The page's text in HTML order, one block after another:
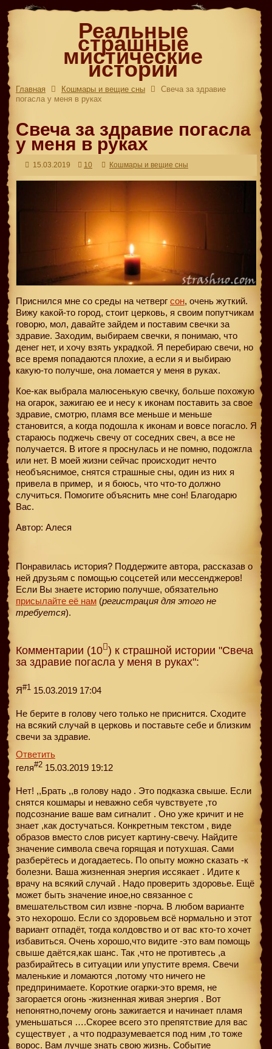
Реальные
страшные
мистические
истории
Главная Кошмары и вещие сны
Свеча за здравие
погасла у меня в руках
Свеча за здравие погасла
у меня в руках
15.03.2019 10 Кошмары и вещие сны
Приснился мне со среды на четверг сон, очень жуткий.
Вижу какой-то город, стоит церковь, я своим попутчикам
говорю, мол, давайте зайдем и поставим свечки за
здравие. Заходим, выбираем свечки, я понимаю, что
денег нет, и хочу взять украдкой. Я перебираю свечи, но
все время попадаются плохие, а если я и выбираю
какую-то получше, она ломается у меня в руках.
Кое-как выбрала малюсенькую свечку, больше похожую
на огарок, зажигаю ее и несу к иконам поставить за свое
здравие, смотрю, пламя все меньше и меньше
становится, а когда подошла к иконам и вовсе погасло. Я
стараюсь поджечь свечу от соседних свеч, а все не
получается. В итоге я проснулась и не помню, подожгла
или нет. В моей жизни сейчас происходит нечто
необъяснимое, снятся страшные сны, один из них я
привела в пример, и я боюсь, что что-то должно
случиться. Помогите объяснить мне сон! Благодарю
Вас.
Автор: Алеся
Понравилась история? Поддержите автора, рассказав о
ней друзьям с помощью соцсетей или мессенджеров!
Если Вы знаете историю получше, обязательно
присылайте её нам (регистрация для этого не
требуется).
Комментарии (10 ) к страшной истории "Свеча
за здравие погасла у меня в руках":
Я#1 15.03.2019 17:04
Не берите в голову чего только не приснится. Сходите
на всякий случай в церковь и поставьте себе и близким
свечи за здравие.
Ответить
геля#2 15.03.2019 19:12
Нет! ,,Брать ,,в голову надо . Это подказка свыше. Если
снятся кошмары и неважно себя чувствуете ,то
подсознание ваше вам сигналит . Оно уже кричит и не
знает ,как достучаться. Конкретным текстом , виде
образов вместо слов рисует картину-свечу. Найдите
значение символа свеча горящая и потухшая. Сами
разберётесь и догадаетесь. По опыту можно сказать -к
болезни. Ваша жизненная энергия иссякает . Идите к
врачу на всякий случай . Надо проверить здоровье. Ещё
может быть значение иное,но связанное с
вмешательством сил извне -порча. В любом варианте
это нехорошо. Если со здоровьем всё нормально и этот
вариант отпадёт, тогда колдовство и от вас кто-то хочет
избавиться. Очень хорошо,что видите -это вам помощь
свыше даётся,как шанс. Так ,что не противтесь ,а
разбирайтесь в ситуации или упустите время. Свечи
маленькие и ломаются ,потому что ничего не
предпринимаете. Короткие огарки-это время, не
загорается огонь -жизненная живая энергия . Вот
непонятно,почему огонь зажигается и начинает пламя
уменьшаться ….Скорее всего это препятствие для вас
существует , а что подразумевается под ним ,то тоже
ворос. Вам лучше знать свою жизнь. Событие